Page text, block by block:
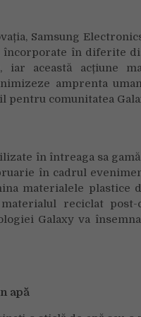
în
apele
pentru
noile
Samsung
în diferite
această acțiune
amprenta
pentru comunitatea
în întreaga sa
în cadrul
materialele plastice
reciclat post-
Galaxy va
apă